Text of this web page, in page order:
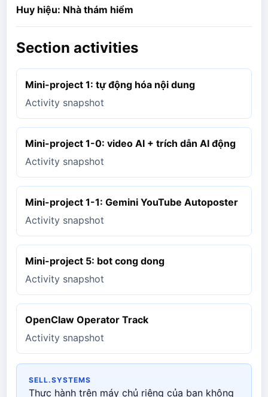
Huy hiệu: Nhà thám hiểm
Section activities
Mini-project 1: tự động hóa nội dung
Activity snapshot
Mini-project 1-0: video AI + trích dẫn AI động
Activity snapshot
Mini-project 1-1: Gemini YouTube Autoposter
Activity snapshot
Mini-project 5: bot cong dong
Activity snapshot
OpenClaw Operator Track
Activity snapshot
SELL.SYSTEMS
Thực hành trên máy chủ riêng của bạn không